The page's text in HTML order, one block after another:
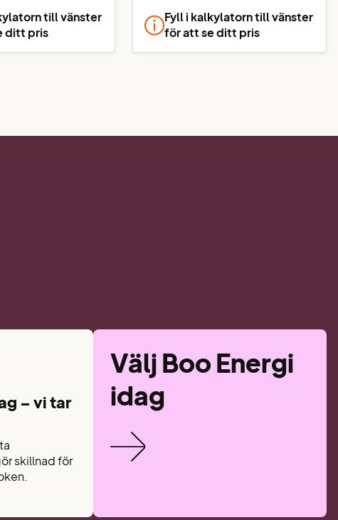
till vänster
ditt pris
Fyll i kalkylatorn till vänster
för att se ditt pris
– vi tar
skillnad för
Välj Boo Energi
idag